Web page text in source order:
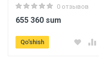
0 отзывов
655 360 sum
Qo'shish